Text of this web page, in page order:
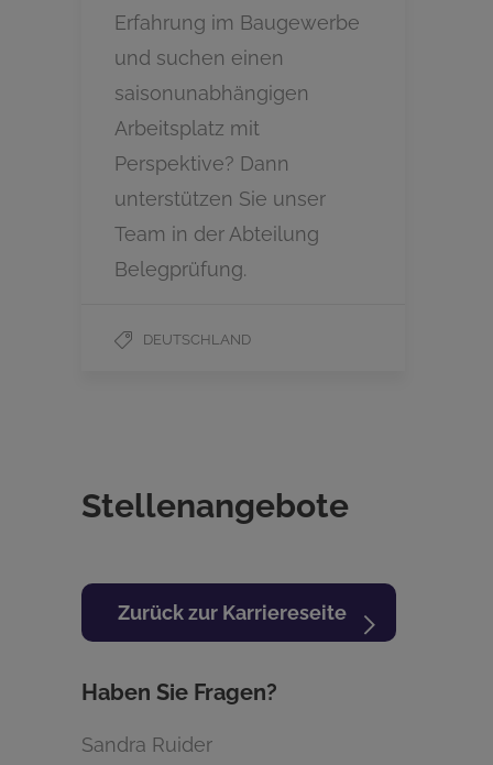
Erfahrung im Baugewerbe
und suchen einen
saisonunabhängigen
Arbeitsplatz mit
Perspektive? Dann
unterstützen Sie unser
Team in der Abteilung
Belegprüfung.
DEUTSCHLAND
Stellenangebote
Zurück zur Karriereseite
Haben Sie Fragen?
Sandra Ruider